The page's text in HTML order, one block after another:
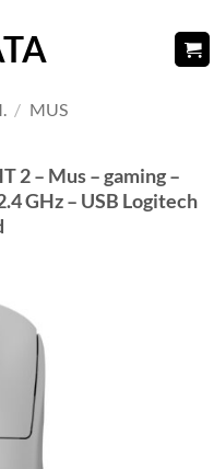
/ MUS
2 – Mus – gaming –
GHz – USB Logitech